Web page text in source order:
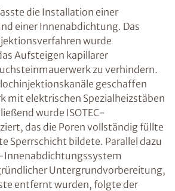
die Installation einer
einer Innenabdichtung. Das
wurde
Aufsteigen kapillarer
zu verhindern.
geschaffen
mit elektrischen Spezialheizstäben
wurde ISOTEC-
das die Poren vollständig füllte
Sperrschicht bildete. Parallel dazu
Innenabdichtungssystem
Untergrundvorbereitung,
entfernt wurden, folgte der